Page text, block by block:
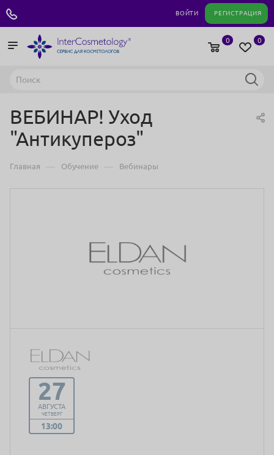
ВОЙТИ РЕГИСТРАЦИЯ
0
0
ВЕБИНАР! Уход
"Антикупероз"
Главная — Обучение — Вебинары
27
АВГУСТА
ЧЕТВЕРГ
13:00